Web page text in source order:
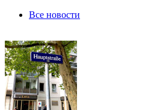
Все новости